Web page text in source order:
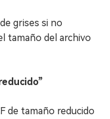
grises si no
tamaño del archivo
de tamaño reducido